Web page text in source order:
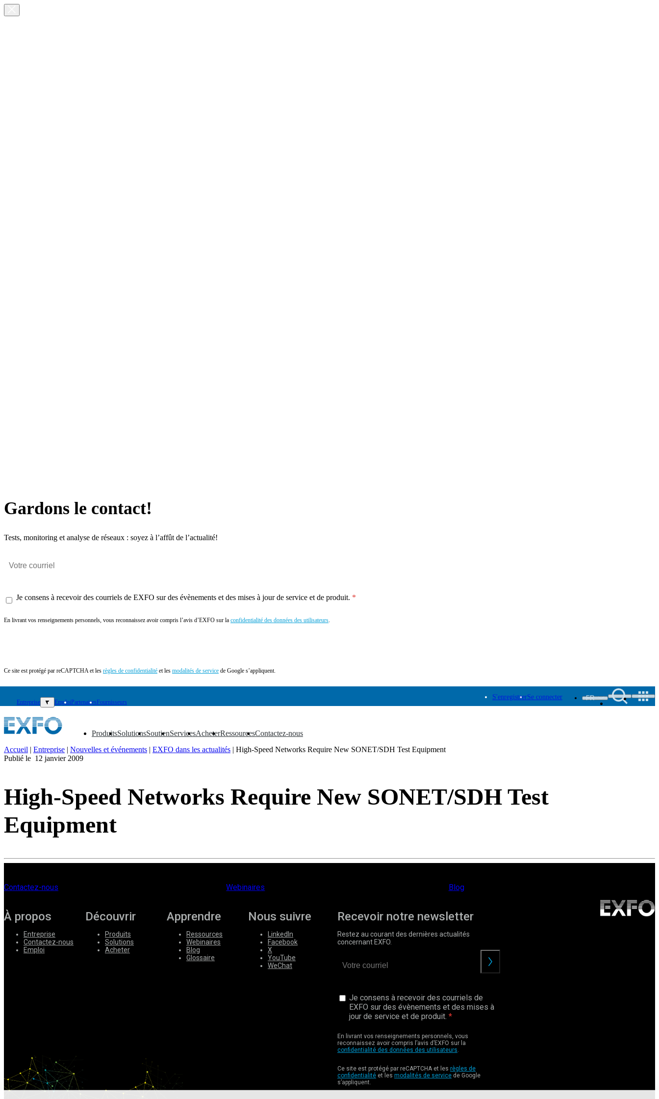
Gardons le contact!
Tests, monitoring et analyse de réseaux : soyez à l’affût de l’actualité!
Je consens à recevoir des courriels de EXFO sur des évènements et des mises à jour de service et de produit.
En livrant vos renseignements personnels, vous reconnaissez avoir compris l’avis d’EXFO sur la confidentialité des données des utilisateurs.
Ce site est protégé par reCAPTCHA et les règles de confidentialité et les modalités de service de Google s’appliquent.
Entreprise ▼ EmploiPartenairesFournisseurs
S'enregistrerSe connecter FR
Produits
▼ Solutions
▼ Soutien
▼ Services
▼ Acheter
▼ Ressources
▼ Contactez-nous
▼
FR
Solutions
Soutien
Services
Acheter
Ressources
nous
Emploi
Partenaires
Fournisseurs
Accueil | Entreprise | Nouvelles et événements | EXFO dans les actualités | High-Speed Networks Require New SONET/SDH Test Equipment
Publié le 12 janvier 2009
High-Speed Networks Require New SONET/SDH Test
Equipment
Contactez-nous Webinaires Blog
À propos
Entreprise
Contactez-nous
Emploi
Découvrir
Produits
Solutions
Acheter
Apprendre
Ressources
Webinaires
Blog
Glossaire
Nous suivre
LinkedIn
Facebook
X
YouTube
WeChat
Recevoir notre newsletter
Restez au courant des dernières actualités
concernant EXFO.
Je consens à recevoir des courriels de
EXFO sur des évènements et des mises à
jour de service et de produit.
En livrant vos renseignements personnels, vous
reconnaissez avoir compris l’avis d’EXFO sur la
confidentialité des données des utilisateurs.
Ce site est protégé par reCAPTCHA et les règles de
confidentialité et les modalités de service de Google
s’appliquent.